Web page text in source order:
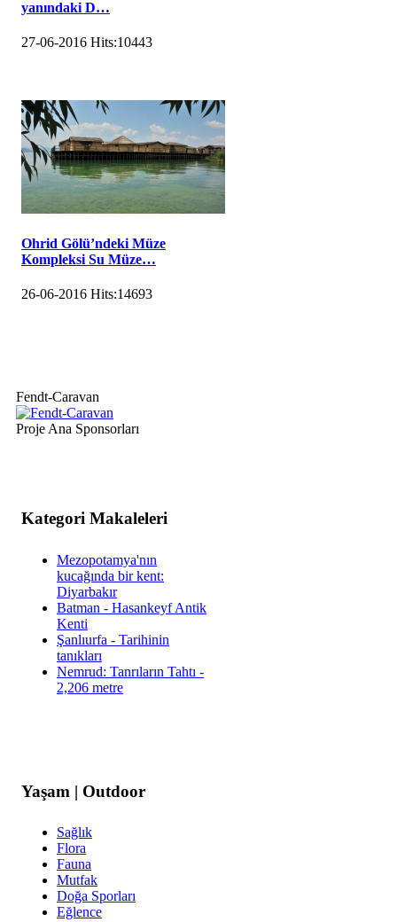
yanındaki D…
27-06-2016 Hits:10443
Ohrid Gölü’ndeki Müze
Kompleksi Su Müze…
26-06-2016 Hits:14693
Fendt-Caravan
Proje Ana Sponsorları
Kategori Makaleleri
Mezopotamya'nın
kucağında bir kent:
Diyarbakır
Batman - Hasankeyf Antik
Kenti
Şanlıurfa - Tarihinin
tanıkları
Nemrud: Tanrıların Tahtı -
2,206 metre
Yaşam | Outdoor
Sağlık
Flora
Fauna
Mutfak
Doğa Sporları
Eğlence